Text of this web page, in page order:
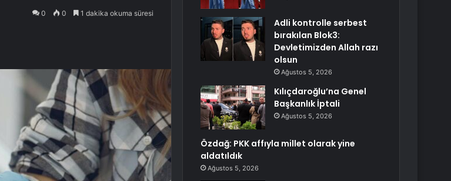
0 0 1 dakika okuma süresi
Adli kontrolle serbest
bırakılan Blok3:
Devletimizden Allah razı
olsun
Ağustos 5, 2026
Kılıçdaroğlu’na Genel
Başkanlık İptali
Ağustos 5, 2026
Özdağ: PKK affıyla millet olarak yine
aldatıldık
Ağustos 5, 2026